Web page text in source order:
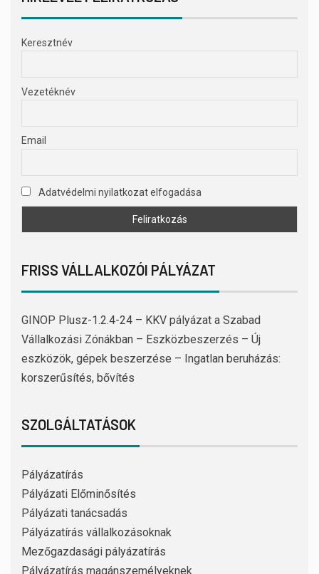
Keresztnév
Vezetéknév
Email
Adatvédelmi nyilatkozat elfogadása
FRISS VÁLLALKOZÓI PÁLYÁZAT
GINOP Plusz-1.2.4-24 – KKV pályázat a Szabad
Vállalkozási Zónákban – Eszközbeszerzés – Új
eszközök, gépek beszerzése – Ingatlan beruházás:
korszerűsítés, bővítés
SZOLGÁLTATÁSOK
Pályázatírás
Pályázati Előminősítés
Pályázati tanácsadás
Pályázatírás vállalkozásoknak
Mezőgazdasági pályázatírás
Pályázatírás magánszemélyeknek